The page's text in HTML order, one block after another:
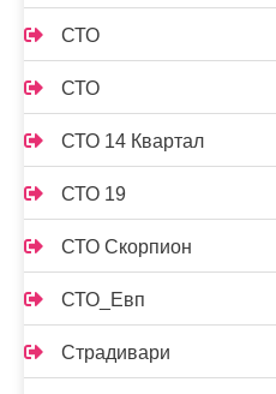
СТО
СТО
СТО 14 Квартал
СТО 19
СТО Скорпион
СТО_Евп
Страдивари